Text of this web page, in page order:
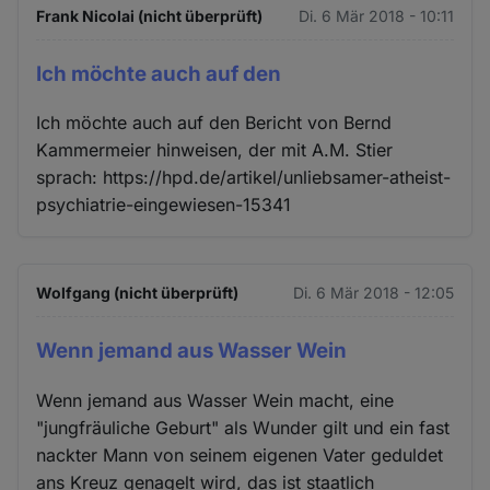
Frank Nicolai (nicht überprüft) Di. 6 Mär 2018 - 10:11
Ich möchte auch auf den
Ich möchte auch auf den Bericht von Bernd
Kammermeier hinweisen, der mit A.M. Stier
sprach: https://hpd.de/artikel/unliebsamer-atheist-
psychiatrie-eingewiesen-15341
Wolfgang (nicht überprüft) Di. 6 Mär 2018 - 12:05
Wenn jemand aus Wasser Wein
Wenn jemand aus Wasser Wein macht, eine
"jungfräuliche Geburt" als Wunder gilt und ein fast
nackter Mann von seinem eigenen Vater geduldet
ans Kreuz genagelt wird, das ist staatlich